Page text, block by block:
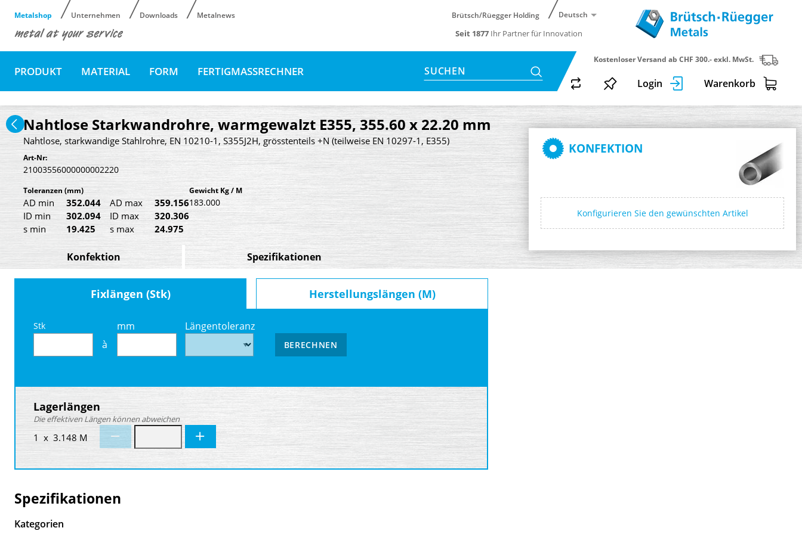
Metalshop Unternehmen Downloads Metalnews Brütsch/Rüegger Holding Deutsch
Seit 1877 Ihr Partner für Innovation
PRODUKT MATERIAL FORM FERTIGMASSRECHNER SUCHEN
Kostenloser Versand ab CHF 300.- exkl. MwSt.
Login Warenkorb
Nahtlose Starkwandrohre, warmgewalzt E355, 355.60 x 22.20 mm
Nahtlose, starkwandige Stahlrohre, EN 10210-1, S355J2H, grösstenteils +N (teilweise EN 10297-1, E355)
Art-Nr:
21003556000000002220
Toleranzen (mm)
AD min 352.044 AD max
359.156
ID min
302.094 ID max
320.306
s min
19.425 s max 24.975
Gewicht Kg / M
183.000
Konfektion Spezifikationen
Fixlängen (Stk) Herstellungslängen (M)
Stk
à
mm Längentoleranz
BERECHNEN
Lagerlängen
Die effektiven Längen können abweichen
1 x 3.148 M
KONFEKTION
Konfigurieren Sie den gewünschten Artikel
Spezifikationen
Kategorien